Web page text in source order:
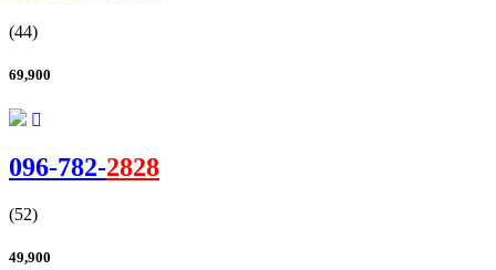
(44)
69,900
096-782-2828
(52)
49,900